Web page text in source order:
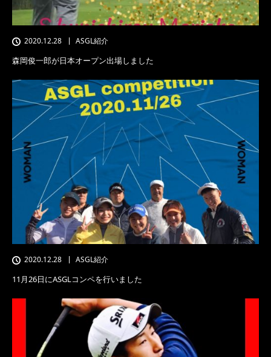
2020.12.28 ASGL紹介
森岡俊一郎が日本オープン出場しました
2020.12.28 ASGL紹介
11月26日にASGLコンペを行いました